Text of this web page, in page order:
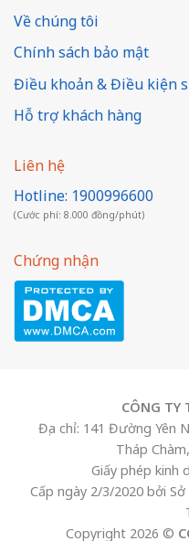
Về chúng tôi
Chính sách bảo mật
Điều khoản & Điều kiện
Hỗ trợ khách hàng
Liên hệ
Hotline: 1900996600
(Cước phí: 8.000 đồng/phút)
Chứng nhận
CÔNG TY
Địa chỉ: 141 Đường Yên
Tháp
Giấy phép kinh
Cấp ngày 2/3/2020 bởi
Copyright 2026 ©